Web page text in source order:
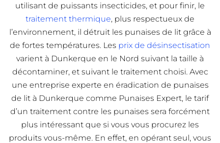
utilisant de puissants insecticides, et pour finir, le
traitement thermique, plus respectueux de
l’environnement, il détruit les punaises de lit grâce à
de fortes températures. Les prix de désinsectisation
varient à Dunkerque en le Nord suivant la taille à
décontaminer, et suivant le traitement choisi. Avec
une entreprise experte en éradication de punaises
de lit à Dunkerque comme Punaises Expert, le tarif
d’un traitement contre les punaises sera forcément
plus intéressant que si vous vous procurez les
produits vous-même. En effet, en opérant seul, vous